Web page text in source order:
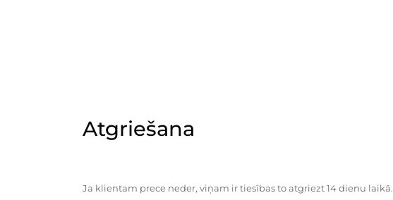
Atgriešana
Ja klientam prece neder, viņam ir tiesības to atgriezt 14 dienu laikā.